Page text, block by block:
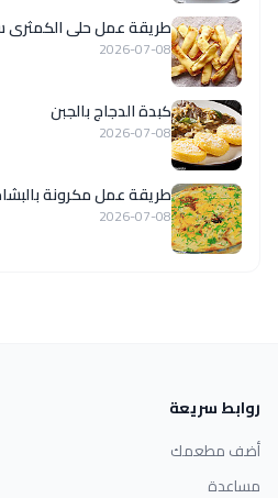
طريقة عمل حلى
2026-07-08
كبدة الدجاج بالجبن
2026-07-08
طريقة عمل مكرونة
2026-07-08
روابط سريعة
أضف مطعمك
مساعدة